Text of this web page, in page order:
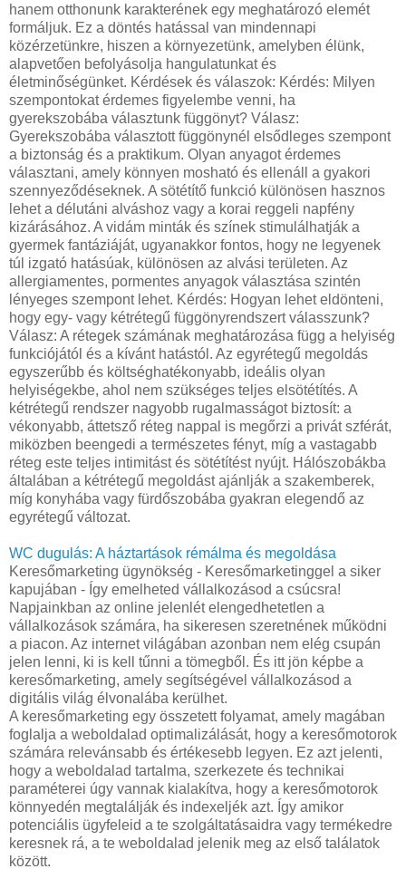
hanem otthonunk karakterének egy meghatározó elemét
formáljuk. Ez a döntés hatással van mindennapi
közérzetünkre, hiszen a környezetünk, amelyben élünk,
alapvetően befolyásolja hangulatunkat és
életminőségünket. Kérdések és válaszok: Kérdés: Milyen
szempontokat érdemes figyelembe venni, ha
gyerekszobába választunk függönyt? Válasz:
Gyerekszobába választott függönynél elsődleges szempont
a biztonság és a praktikum. Olyan anyagot érdemes
választani, amely könnyen mosható és ellenáll a gyakori
szennyeződéseknek. A sötétítő funkció különösen hasznos
lehet a délutáni alváshoz vagy a korai reggeli napfény
kizárásához. A vidám minták és színek stimulálhatják a
gyermek fantáziáját, ugyanakkor fontos, hogy ne legyenek
túl izgató hatásúak, különösen az alvási területen. Az
allergiamentes, pormentes anyagok választása szintén
lényeges szempont lehet. Kérdés: Hogyan lehet eldönteni,
hogy egy- vagy kétrétegű függönyrendszert válasszunk?
Válasz: A rétegek számának meghatározása függ a helyiség
funkciójától és a kívánt hatástól. Az egyrétegű megoldás
egyszerűbb és költséghatékonyabb, ideális olyan
helyiségekbe, ahol nem szükséges teljes elsötétítés. A
kétrétegű rendszer nagyobb rugalmasságot biztosít: a
vékonyabb, áttetsző réteg nappal is megőrzi a privát szférát,
miközben beengedi a természetes fényt, míg a vastagabb
réteg este teljes intimitást és sötétítést nyújt. Hálószobákba
általában a kétrétegű megoldást ajánlják a szakemberek,
míg konyhába vagy fürdőszobába gyakran elegendő az
egyrétegű változat.
WC dugulás: A háztartások rémálma és megoldása
Keresőmarketing ügynökség - Keresőmarketinggel a siker
kapujában - Így emelheted vállalkozásod a csúcsra!
Napjainkban az online jelenlét elengedhetetlen a
vállalkozások számára, ha sikeresen szeretnének működni
a piacon. Az internet világában azonban nem elég csupán
jelen lenni, ki is kell tűnni a tömegből. És itt jön képbe a
keresőmarketing, amely segítségével vállalkozásod a
digitális világ élvonalába kerülhet.
A keresőmarketing egy összetett folyamat, amely magában
foglalja a weboldalad optimalizálását, hogy a keresőmotorok
számára relevánsabb és értékesebb legyen. Ez azt jelenti,
hogy a weboldalad tartalma, szerkezete és technikai
paraméterei úgy vannak kialakítva, hogy a keresőmotorok
könnyedén megtalálják és indexeljék azt. Így amikor
potenciális ügyfeleid a te szolgáltatásaidra vagy termékedre
keresnek rá, a te weboldalad jelenik meg az első találatok
között.